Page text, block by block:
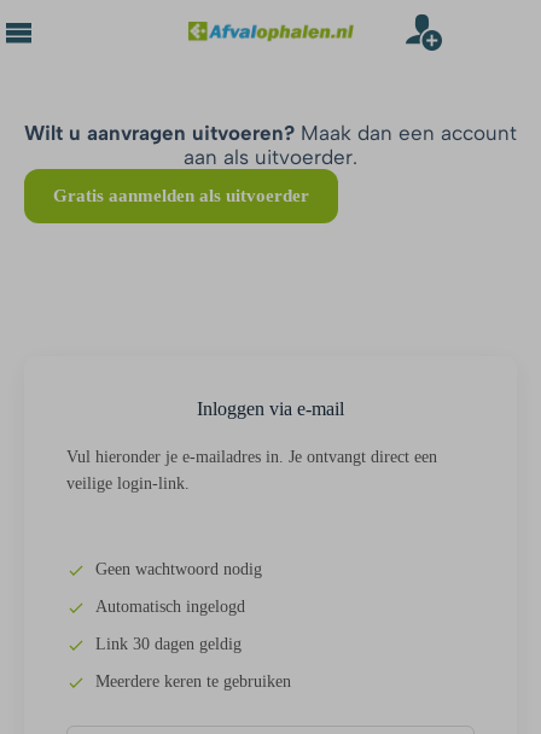
Wilt u aanvragen uitvoeren? Maak dan een account
aan als uitvoerder.
Gratis aanmelden als uitvoerder
Inloggen via e-mail
Vul hieronder je e-mailadres in. Je ontvangt direct een
veilige login-link.
Geen wachtwoord nodig
Automatisch ingelogd
Link 30 dagen geldig
Meerdere keren te gebruiken